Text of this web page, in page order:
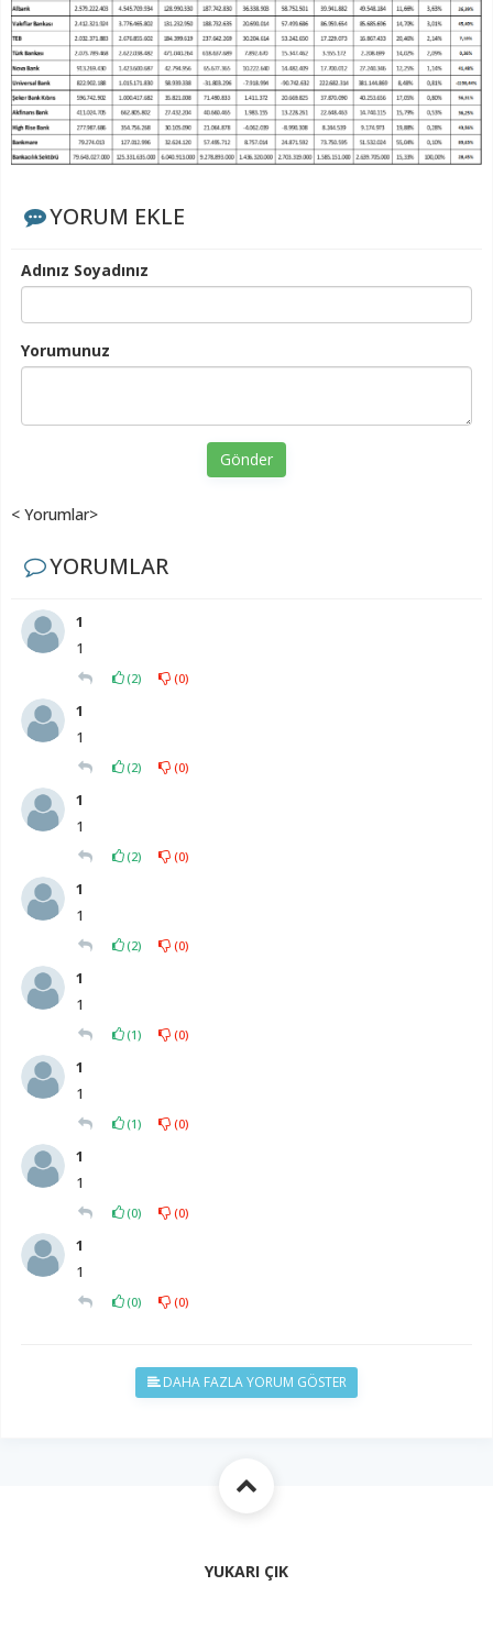
YORUM EKLE
Adınız Soyadınız
Yorumunuz
Gönder
< Yorumlar>
YORUMLAR
1
1
(2) (0)
1
1
(2) (0)
1
1
(2) (0)
1
1
(2) (0)
1
1
(1) (0)
1
1
(1) (0)
1
1
(0) (0)
1
1
(0) (0)
DAHA FAZLA YORUM GÖSTER
YUKARI ÇIK